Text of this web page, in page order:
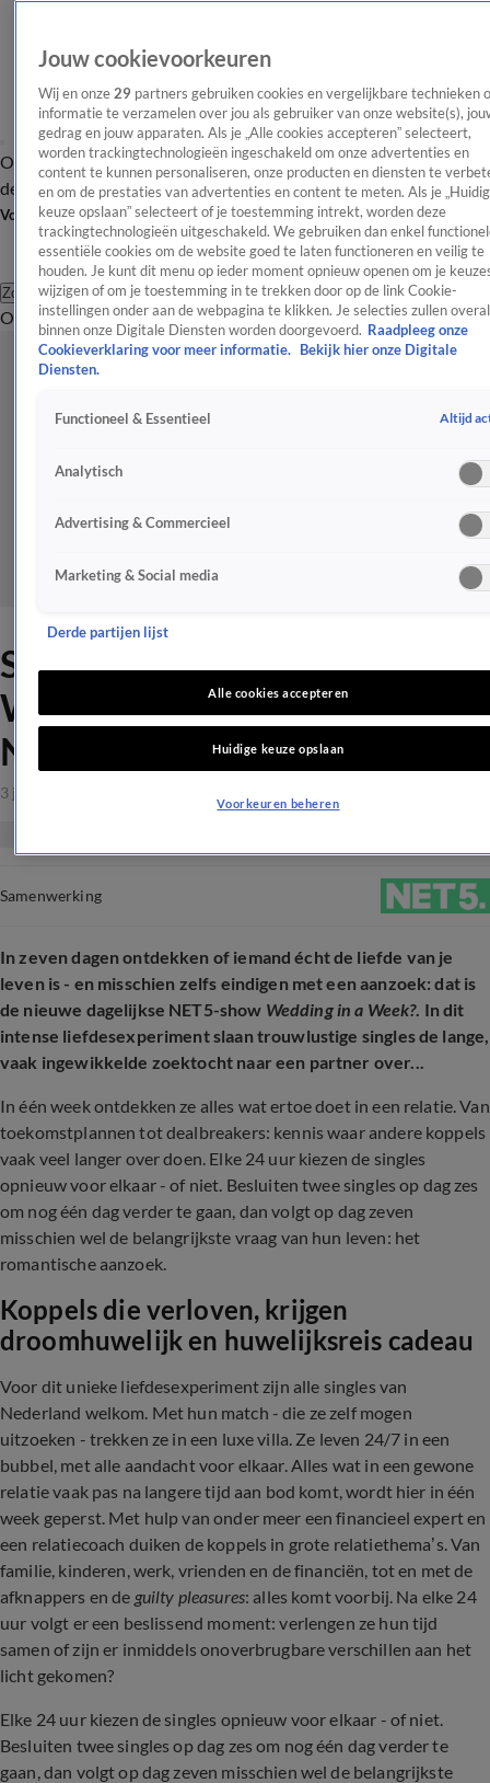
OverzichtAfleveringen Entertainment TV Algemeen
Tip
de redactieNieuwsbrief
Volg Shownieuws
Zoeken
OverzichtEntertainmentSpraakmakendRealityCrimeVideo's
Singles gezocht voor
Wedding in a Week? bij
NET5
3 juli 2026, 08:40
Samenwerking
In zeven dagen ontdekken of iemand écht de liefde van je
leven is - en misschien zelfs eindigen met een aanzoek: dat is
de nieuwe dagelijkse NET5-show Wedding in a Week?. In dit
intense liefdesexperiment slaan trouwlustige singles de lange,
vaak ingewikkelde zoektocht naar een partner over...
In één week ontdekken ze alles wat ertoe doet in een relatie. Van
toekomstplannen tot dealbreakers: kennis waar andere koppels
vaak veel langer over doen. Elke 24 uur kiezen de singles
opnieuw voor elkaar - of niet. Besluiten twee singles op dag zes
om nog één dag verder te gaan, dan volgt op dag zeven
misschien wel de belangrijkste vraag van hun leven: het
romantische aanzoek.
Koppels die verloven, krijgen
droomhuwelijk en huwelijksreis cadeau
Voor dit unieke liefdesexperiment zijn alle singles van
Nederland welkom. Met hun match - die ze zelf mogen
uitzoeken - trekken ze in een luxe villa. Ze leven 24/7 in een
bubbel, met alle aandacht voor elkaar. Alles wat in een gewone
relatie vaak pas na langere tijd aan bod komt, wordt hier in één
week geperst. Met hulp van onder meer een financieel expert en
een relatiecoach duiken de koppels in grote relatiethema’s. Van
familie, kinderen, werk, vrienden en de financiën, tot en met de
afknappers en de guilty pleasures: alles komt voorbij. Na elke 24
uur volgt er een beslissend moment: verlengen ze hun tijd
samen of zijn er inmiddels onoverbrugbare verschillen aan het
licht gekomen?
Elke 24 uur kiezen de singles opnieuw voor elkaar - of niet.
Besluiten twee singles op dag zes om nog één dag verder te
gaan, dan volgt op dag zeven misschien wel de belangrijkste
Jouw cookievoorkeuren
Wij en onze 29 partners gebruiken cookies en vergelijkbare technieken
informatie te verzamelen over jou als gebruiker van onze website(s),
gedrag en jouw apparaten. Als je „Alle cookies accepteren” selecteert,
worden trackingtechnologieën ingeschakeld om onze advertenties en
content te kunnen personaliseren, onze producten en diensten te
en om de prestaties van advertenties en content te meten. Als je
keuze opslaan” selecteert of je toestemming intrekt, worden deze
trackingtechnologieën uitgeschakeld. We gebruiken dan enkel
essentiële cookies om de website goed te laten functioneren en veilig te
houden. Je kunt dit menu op ieder moment opnieuw openen om je
wijzigen of om je toestemming in te trekken door op de link Cookie-
instellingen onder aan de webpagina te klikken. Je selecties zullen overal
binnen onze Digitale Diensten worden doorgevoerd. Raadpleeg onze
Cookieverklaring voor meer informatie.
Bekijk hier onze Digitale
Diensten.
Functioneel & Essentieel Altijd
Analytisch
Advertising & Commercieel
Marketing & Social media
Derde partijen lijst
Alle cookies accepteren
Huidige keuze opslaan
Voorkeuren beheren